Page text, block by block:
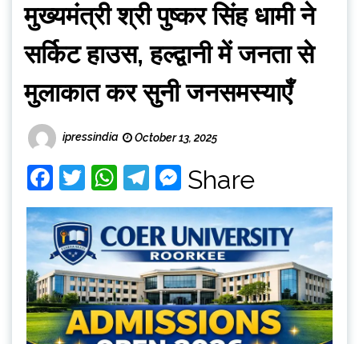
मुख्यमंत्री श्री पुष्कर सिंह धामी ने
सर्किट हाउस, हल्द्वानी में जनता से
मुलाकात कर सुनी जनसमस्याएँ
ipressindia October 13, 2025
Facebook
Twitter
WhatsApp
Telegram
Messenger
Share